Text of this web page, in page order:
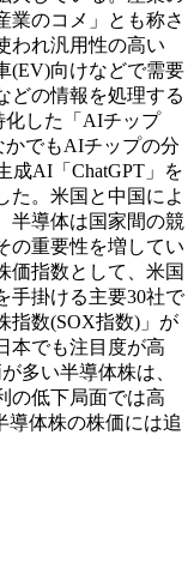
業のコメ」とも称さ
われ汎用性の高い
(EV)向けなどで需要
どの情報を処理する
化した「AIチップ
でもAIチップの分
成AI「ChatGPT」を
た。米国と中国によ
半導体は国家間の競
の重要性を増してい
価指数として、米国
手掛ける主要30社で
指数(SOX指数)」が
本でも注目度が高
多い半導体株は、
の低下局面では高
導体株の株価には追